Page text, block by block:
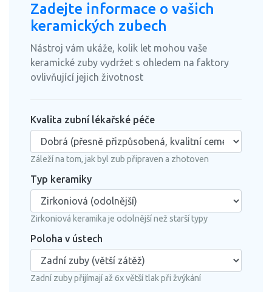
Zadejte informace o vašich
keramických zubech
Nástroj vám ukáže, kolik let mohou vaše
keramické zuby vydržet s ohledem na faktory
ovlivňující jejich životnost
Kvalita zubní lékařské péče
Záleží na tom, jak byl zub připraven a zhotoven
Typ keramiky
Zirkoniová keramika je odolnější než starší typy
Poloha v ústech
Zadní zuby přijímají až 6x větší tlak při žvýkání